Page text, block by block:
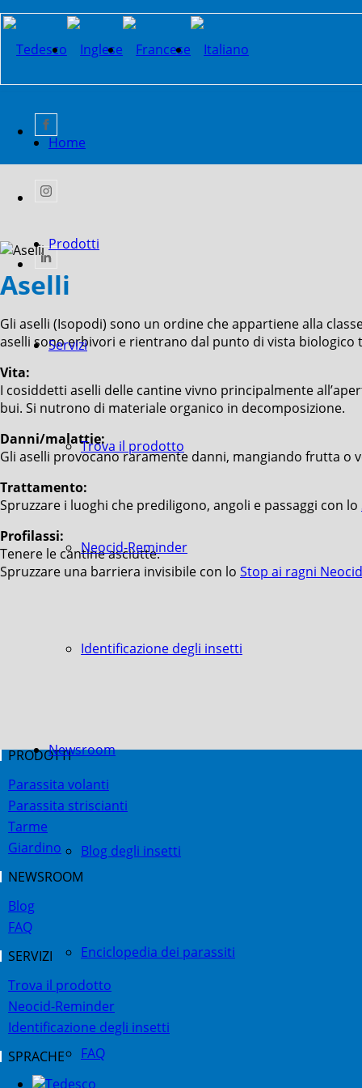
Home
Prodotti
Servizi
Trova il prodotto
Neocid-Reminder
Identificazione degli insetti
Newsroom
Blog degli insetti
Enciclopedia dei parassiti
FAQ
Aselli
Gli aselli (Isopodi) sono un ordine che appartiene alla
aselli sono erbivori e rientrano dal punto di vista
Vita:
I cosiddetti aselli delle cantine vivno principalmente
bui. Si nutrono di materiale organico in decomposizione.
Danni/malattie:
Gli aselli provocano raramente danni, mangiando frutta o
Trattamento:
Spruzzare i luoghi che prediligono, angoli e passaggi con lo
Profilassi:
Tenere le cantine asciutte.
Spruzzare una barriera invisibile con lo Stop ai ragni Neocid
PRODOTTI
Parassita volanti
Parassita striscianti
Tarme
Giardino
NEWSROOM
Blog
FAQ
SERVIZI
Trova il prodotto
Neocid-Reminder
Identificazione degli insetti
SPRACHE